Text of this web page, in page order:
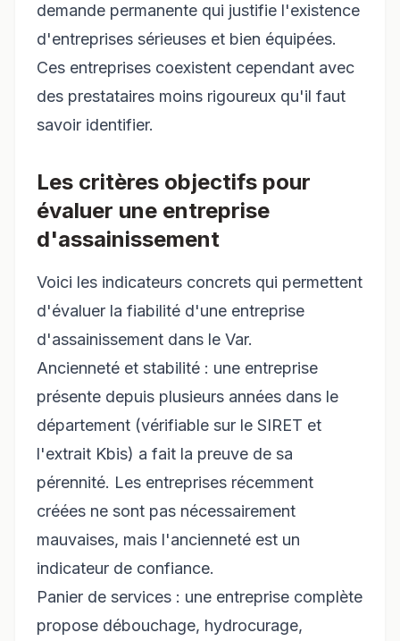
demande permanente qui justifie l'existence
d'entreprises sérieuses et bien équipées.
Ces entreprises coexistent cependant avec
des prestataires moins rigoureux qu'il faut
savoir identifier.
Les critères objectifs pour
évaluer une entreprise
d'assainissement
Voici les indicateurs concrets qui permettent
d'évaluer la fiabilité d'une entreprise
d'assainissement dans le Var.
Ancienneté et stabilité : une entreprise
présente depuis plusieurs années dans le
département (vérifiable sur le SIRET et
l'extrait Kbis) a fait la preuve de sa
pérennité. Les entreprises récemment
créées ne sont pas nécessairement
mauvaises, mais l'ancienneté est un
indicateur de confiance.
Panier de services : une entreprise complète
propose débouchage, hydrocurage,